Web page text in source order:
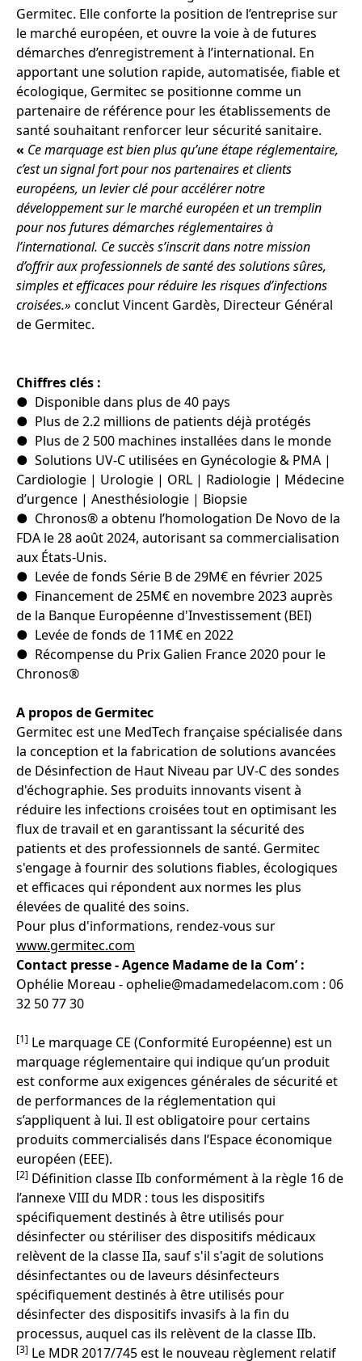
Germitec. Elle conforte la position de l’entreprise sur
le marché européen, et ouvre la voie à de futures
démarches d’enregistrement à l’international. En
apportant une solution rapide, automatisée, fiable et
écologique, Germitec se positionne comme un
partenaire de référence pour les établissements de
santé souhaitant renforcer leur sécurité sanitaire.
« Ce marquage est bien plus qu’une étape réglementaire,
c’est un signal fort pour nos partenaires et clients
européens, un levier clé pour accélérer notre
développement sur le marché européen et un tremplin
pour nos futures démarches réglementaires à
l’international. Ce succès s’inscrit dans notre mission
d’offrir aux professionnels de santé des solutions sûres,
simples et efficaces pour réduire les risques d’infections
croisées.» conclut Vincent Gardès, Directeur Général
de Germitec.
Chiffres clés :
● Disponible dans plus de 40 pays
● Plus de 2.2 millions de patients déjà protégés
● Plus de 2 500 machines installées dans le monde
● Solutions UV-C utilisées en Gynécologie & PMA |
Cardiologie | Urologie | ORL | Radiologie | Médecine
d’urgence | Anesthésiologie | Biopsie
● Chronos® a obtenu l’homologation De Novo de la
FDA le 28 août 2024, autorisant sa commercialisation
aux États-Unis.
● Levée de fonds Série B de 29M€ en février 2025
● Financement de 25M€ en novembre 2023 auprès
de la Banque Européenne d'Investissement (BEI)
● Levée de fonds de 11M€ en 2022
● Récompense du Prix Galien France 2020 pour le
Chronos®
A propos de Germitec
Germitec est une MedTech française spécialisée dans
la conception et la fabrication de solutions avancées
de Désinfection de Haut Niveau par UV-C des sondes
d'échographie. Ses produits innovants visent à
réduire les infections croisées tout en optimisant les
flux de travail et en garantissant la sécurité des
patients et des professionnels de santé. Germitec
s'engage à fournir des solutions fiables, écologiques
et efficaces qui répondent aux normes les plus
élevées de qualité des soins.
Pour plus d'informations, rendez-vous sur
www.germitec.com
Contact presse - Agence Madame de la Com’ :
Ophélie Moreau - ophelie@madamedelacom.com : 06
32 50 77 30
[1] Le marquage CE (Conformité Européenne) est un
marquage réglementaire qui indique qu’un produit
est conforme aux exigences générales de sécurité et
de performances de la réglementation qui
s’appliquent à lui. Il est obligatoire pour certains
produits commercialisés dans l’Espace économique
européen (EEE).
[2] Définition classe IIb conformément à la règle 16 de
l’annexe VIII du MDR : tous les dispositifs
spécifiquement destinés à être utilisés pour
désinfecter ou stériliser des dispositifs médicaux
relèvent de la classe IIa, sauf s'il s'agit de solutions
désinfectantes ou de laveurs désinfecteurs
spécifiquement destinés à être utilisés pour
désinfecter des dispositifs invasifs à la fin du
processus, auquel cas ils relèvent de la classe IIb.
[3] Le MDR 2017/745 est le nouveau règlement relatif